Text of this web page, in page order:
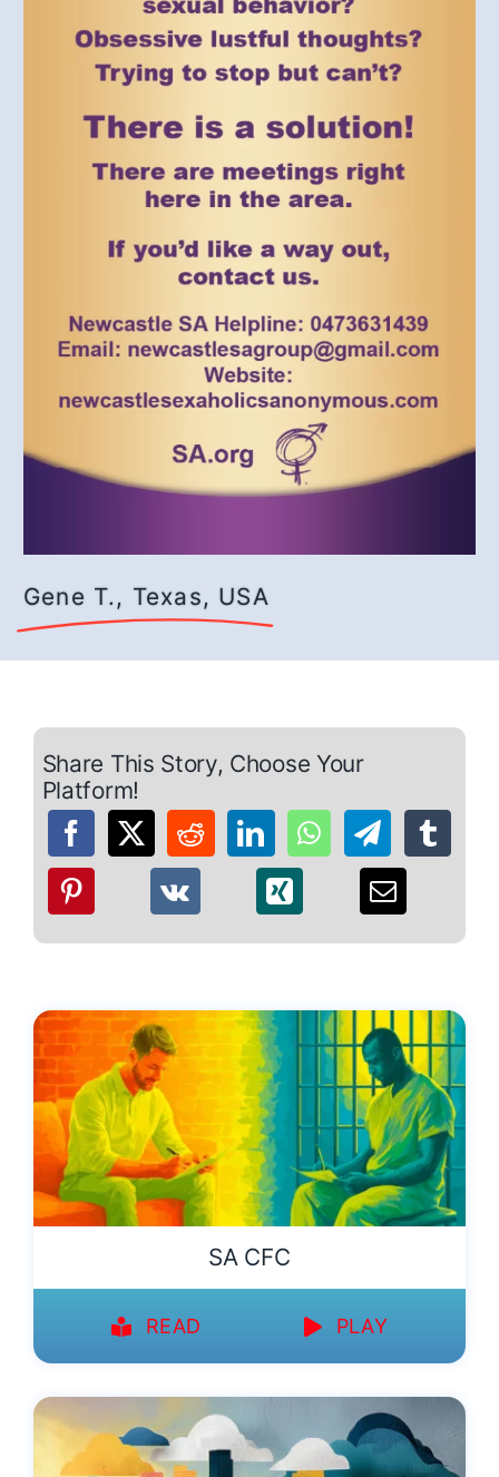
Gene T., Texas, USA
Share This Story, Choose Your
Platform!
SA CFC
READ PLAY